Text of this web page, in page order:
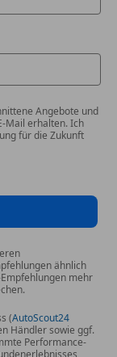
Angebote und
Mail erhalten. Ich
für die Zukunft
ähnlich
mehr
(AutoScout24
Händler sowie ggf.
Performance-